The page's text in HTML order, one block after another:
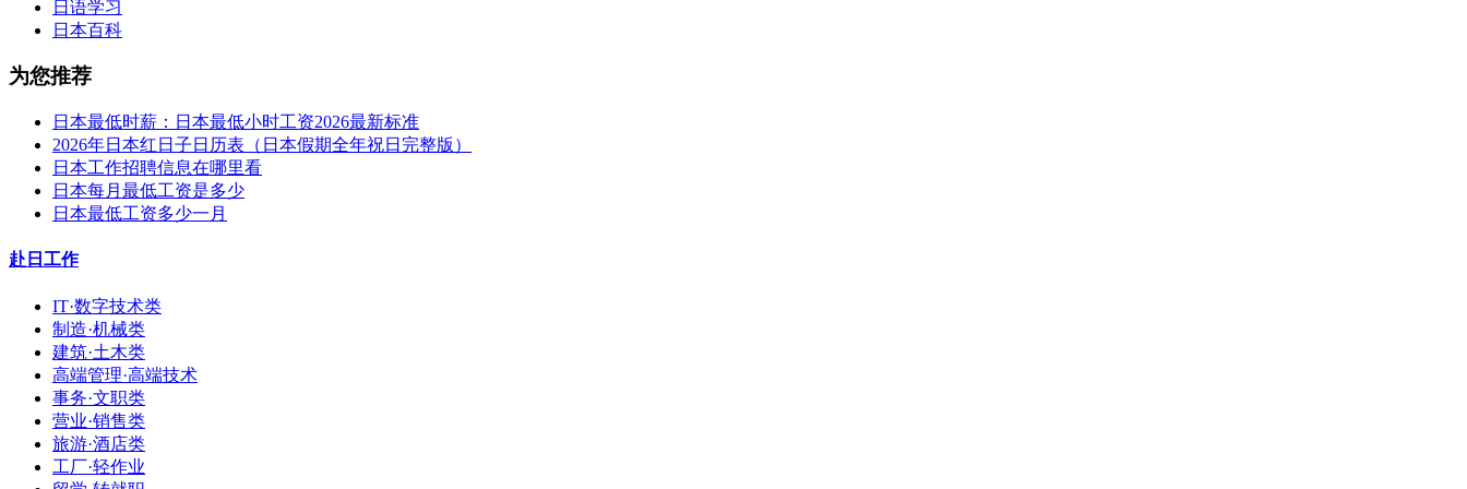
日语学习
日本百科
为您推荐
日本最低时薪：日本最低小时工资2026最新标准
2026年日本红日子日历表（日本假期全年祝日完整版）
日本工作招聘信息在哪里看
日本每月最低工资是多少
日本最低工资多少一月
赴日工作
IT·数字技术类
制造·机械类
建筑·土木类
高端管理·高端技术
事务·文职类
营业·销售类
旅游·酒店类
工厂·轻作业